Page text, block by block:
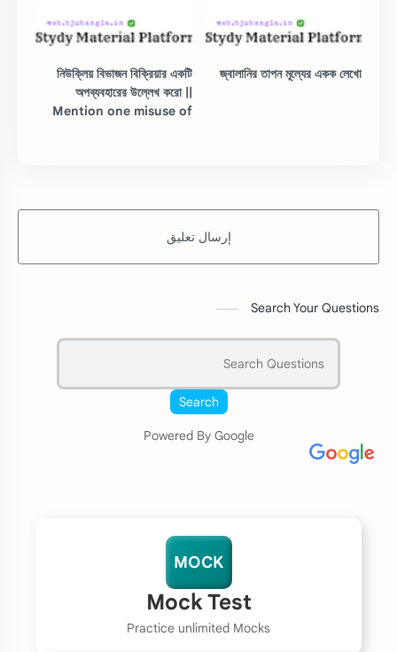
জ্বালানির তাপন মূল্যের একক লেখো
নিউক্লিয় বিভাজন বিক্রিয়ার একটি
অপব্যবহারের উল্লেখ করো ||
Mention one misuse of
إرسال تعليق
Search Your Questions
Search
Powered By Google
MOCK
Mock Test
Practice unlimited Mocks